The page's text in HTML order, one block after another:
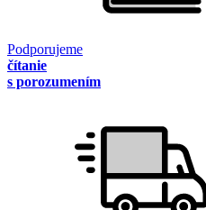
Podporujeme
čítanie
s porozumením